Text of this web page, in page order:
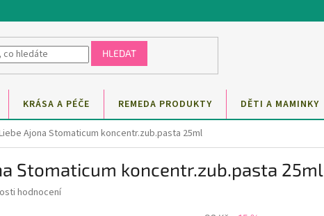
HLEDAT
KRÁSA A PÉČE REMEDA PRODUKTY DĚTI A MAMINKY
Ajona Stomaticum koncentr.zub.pasta 25ml
Stomaticum koncentr.zub.pasta 25ml
hodnocení